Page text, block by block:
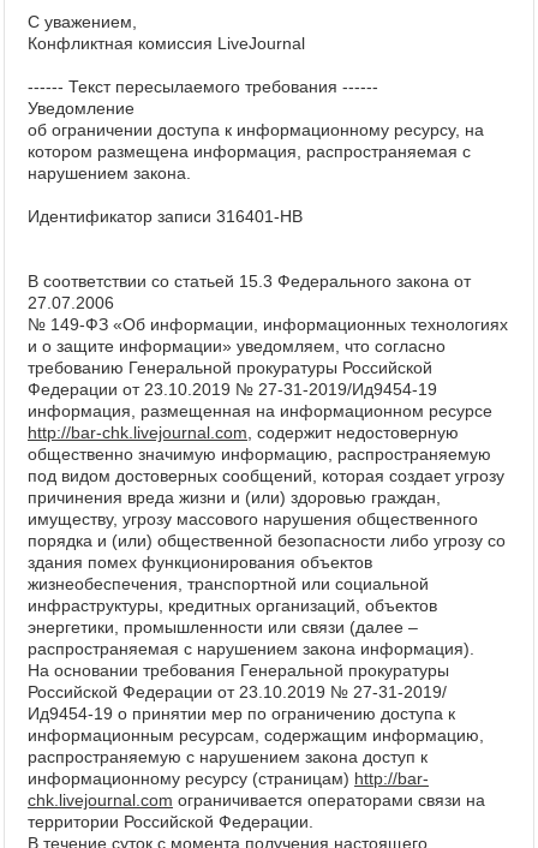
С уважением,
Конфликтная комиссия LiveJournal
------ Текст пересылаемого требования ------
Уведомление
об ограничении доступа к информационному ресурсу, на
котором размещена информация, распространяемая с
нарушением закона.
Идентификатор записи 316401-HB
В соответствии со статьей 15.3 Федерального закона от
27.07.2006
№ 149-ФЗ «Об информации, информационных технологиях
и о защите информации» уведомляем, что согласно
требованию Генеральной прокуратуры Российской
Федерации от 23.10.2019 № 27-31-2019/Ид9454-19
информация, размещенная на информационном ресурсе
http://bar-chk.livejournal.com , содержит недостоверную
общественно значимую информацию, распространяемую
под видом достоверных сообщений, которая создает угрозу
причинения вреда жизни и (или) здоровью граждан,
имуществу, угрозу массового нарушения общественного
порядка и (или) общественной безопасности либо угрозу со
здания помех функционирования объектов
жизнеобеспечения, транспортной или социальной
инфраструктуры, кредитных организаций, объектов
энергетики, промышленности или связи (далее –
распространяемая с нарушением закона информация).
На основании требования Генеральной прокуратуры
Российской Федерации от 23.10.2019 № 27-31-2019/
Ид9454-19 о принятии мер по ограничению доступа к
информационным ресурсам, содержащим информацию,
распространяемую с нарушением закона доступ к
информационному ресурсу (страницам) http://bar-
chk.livejournal.com ограничивается операторами связи на
территории Российской Федерации.
В течение суток с момента получения настоящего